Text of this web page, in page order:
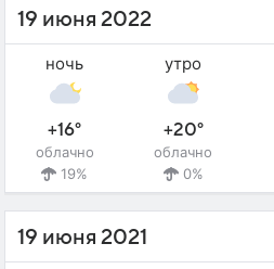
19 июня 2022
ночь
+16°
облачно
19%
утро
+20°
облачно
0%
19 июня 2021